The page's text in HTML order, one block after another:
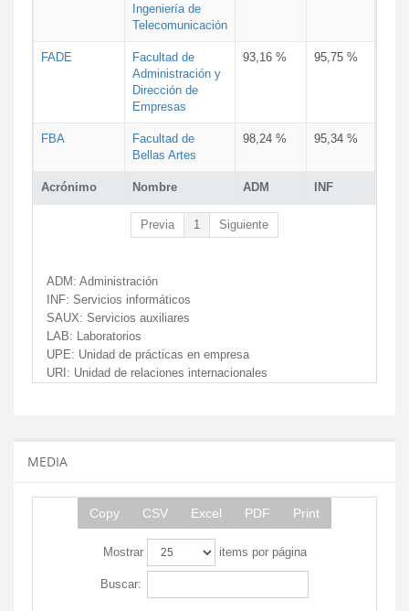
Acrónimo Nombre ADM INF
Ingeniería de
Telecomunicación
FADE
Facultad de
Administración y
Dirección de
Empresas
93,16 % 95,75 %
FBA
Facultad de
Bellas Artes
98,24 % 95,34 %
Previa 1 Siguiente
ADM: Administración
INF: Servicios informáticos
SAUX: Servicios auxiliares
LAB: Laboratorios
UPE: Unidad de prácticas en empresa
URI: Unidad de relaciones internacionales
MEDIA
Copy CSV Excel PDF Print
Mostrar items por página
Buscar: